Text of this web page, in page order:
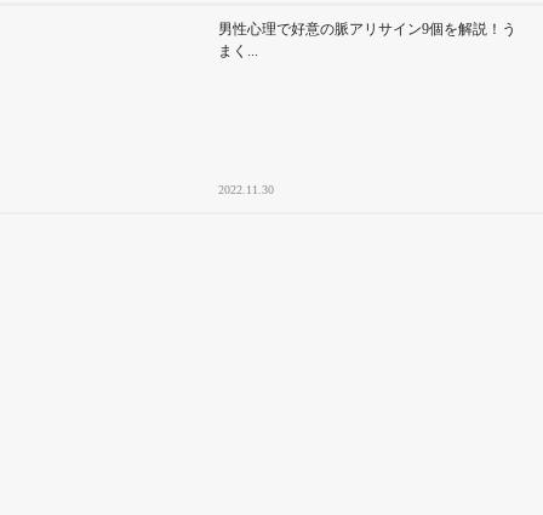
男性心理で好意の脈アリサイン9個を解説！う
まく...
2022.11.30